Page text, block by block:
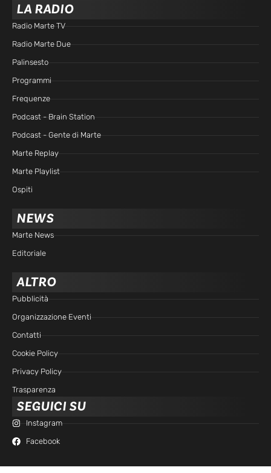
LA RADIO
Radio Marte TV
Radio Marte Due
Palinsesto
Programmi
Frequenze
Podcast - Brain Station
Podcast - Gente di Marte
Marte Replay
Marte Playlist
Ospiti
NEWS
Marte News
Editoriale
ALTRO
Pubblicità
Organizzazione Eventi
Contatti
Cookie Policy
Privacy Policy
Trasparenza
SEGUICI SU
Instagram
Facebook